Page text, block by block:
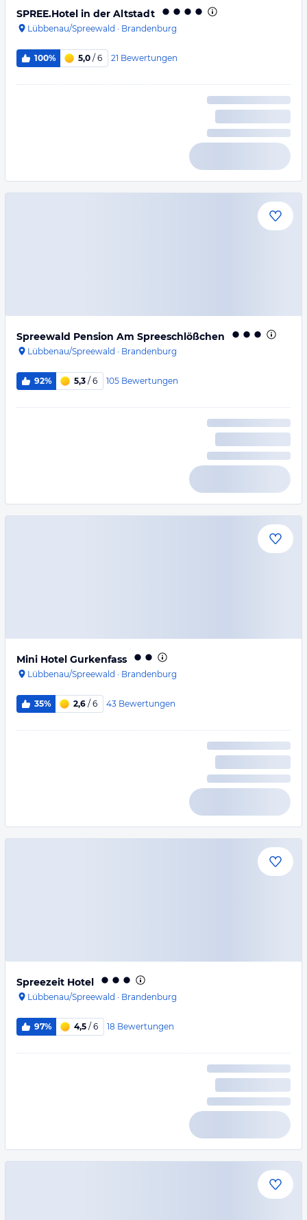
SPREE.Hotel in der Altstadt
Lübbenau/Spreewald · Brandenburg
100% 5,0 / 6 21 Bewertungen
Spreewald Pension Am Spreeschlößchen
Lübbenau/Spreewald · Brandenburg
92% 5,3 / 6 105 Bewertungen
Mini Hotel Gurkenfass
Lübbenau/Spreewald · Brandenburg
35% 2,6 / 6 43 Bewertungen
Spreezeit Hotel
Lübbenau/Spreewald · Brandenburg
97% 4,5 / 6 18 Bewertungen